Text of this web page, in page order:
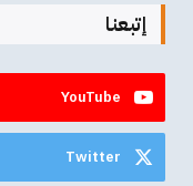
إتبعنا
YouTube
Twitter